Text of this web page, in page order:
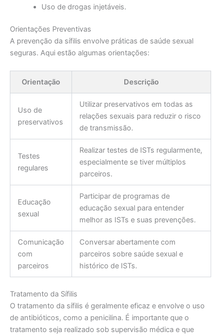
Uso de drogas injetáveis.
Orientações Preventivas
A prevenção da sífilis envolve práticas de saúde sexual
seguras. Aqui estão algumas orientações:
Orientação Descrição
Uso de
preservativos
Utilizar preservativos em todas as
relações sexuais para reduzir o risco
de transmissão.
Testes
regulares
Realizar testes de ISTs regularmente,
especialmente se tiver múltiplos
parceiros.
Educação
sexual
Participar de programas de
educação sexual para entender
melhor as ISTs e suas prevenções.
Comunicação
com
parceiros
Conversar abertamente com
parceiros sobre saúde sexual e
histórico de ISTs.
Tratamento da Sífilis
O tratamento da sífilis é geralmente eficaz e envolve o uso
de antibióticos, como a penicilina. É importante que o
tratamento seja realizado sob supervisão médica e que